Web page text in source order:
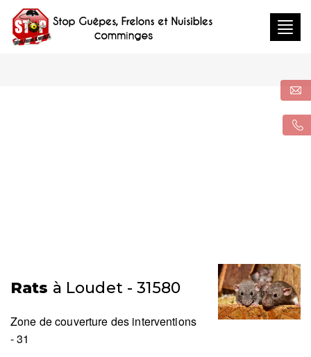
Rats à Loudet - 31580
Zone de couverture des interventions
- 31